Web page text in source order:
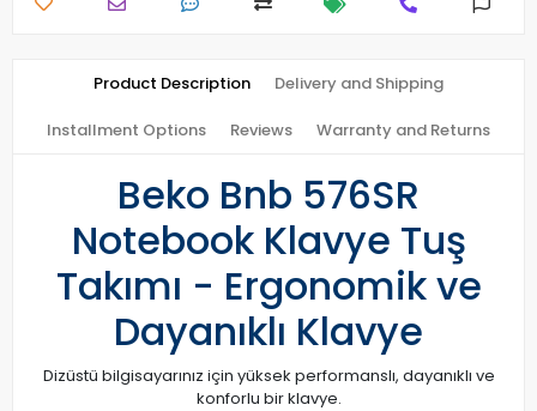
Product Description Delivery and Shipping
Installment Options Reviews Warranty and Returns
Beko Bnb 576SR
Notebook Klavye Tuş
Takımı - Ergonomik ve
Dayanıklı Klavye
Dizüstü bilgisayarınız için yüksek performanslı, dayanıklı ve
konforlu bir klavye.